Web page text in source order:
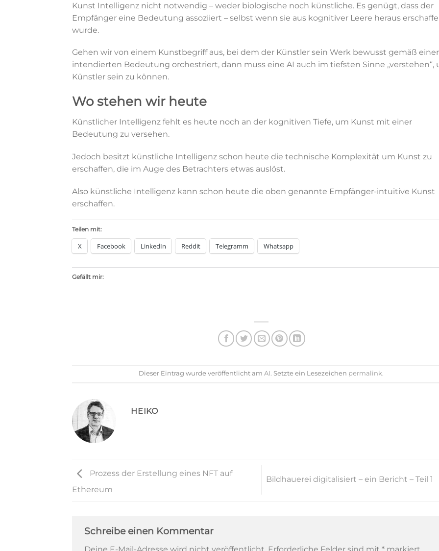
Kunst Intelligenz nicht notwendig – weder biologische noch künstliche. Es genügt, dass der
Empfänger eine Bedeutung assoziiert – selbst wenn sie aus kognitiver Leere heraus
wurde.
Gehen wir von einem Kunstbegriff aus, bei dem der Künstler sein Werk bewusst gemäß einer
intendierten Bedeutung orchestriert, dann muss eine AI auch im tiefsten Sinne „verstehen“,
Künstler sein zu können.
Wo stehen wir heute
Künstlicher Intelligenz fehlt es heute noch an der kognitiven Tiefe, um Kunst mit einer
Bedeutung zu versehen.
Jedoch besitzt künstliche Intelligenz schon heute die technische Komplexität um Kunst zu
erschaffen, die im Auge des Betrachters etwas auslöst.
Also künstliche Intelligenz kann schon heute die oben genannte Empfänger-intuitive Kunst
erschaffen.
Teilen mit:
X Facebook LinkedIn Reddit Telegramm Whatsapp
Gefällt mir:
Dieser Eintrag wurde veröffentlicht amAI. Setzte ein Lesezeichen permalink.
HEIKO
Prozess der Erstellung eines NFT auf
Ethereum
Bildhauerei digitalisiert – ein Bericht – Teil 1
Schreibe einen Kommentar
Deine E-Mail-Adresse wird nicht veröffentlicht. Erforderliche Felder sind mit * markiert.